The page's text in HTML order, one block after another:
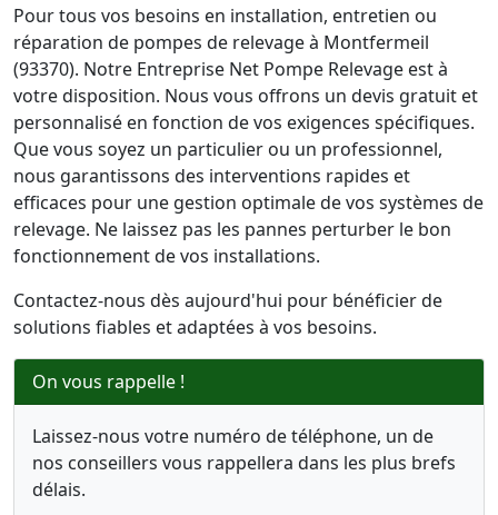
Pour tous vos besoins en installation, entretien ou
réparation de pompes de relevage à Montfermeil
(93370). Notre Entreprise Net Pompe Relevage est à
votre disposition. Nous vous offrons un devis gratuit et
personnalisé en fonction de vos exigences spécifiques.
Que vous soyez un particulier ou un professionnel,
nous garantissons des interventions rapides et
efficaces pour une gestion optimale de vos systèmes de
relevage. Ne laissez pas les pannes perturber le bon
fonctionnement de vos installations.
Contactez-nous dès aujourd'hui pour bénéficier de
solutions fiables et adaptées à vos besoins.
On vous rappelle !
Laissez-nous votre numéro de téléphone, un de
nos conseillers vous rappellera dans les plus brefs
délais.